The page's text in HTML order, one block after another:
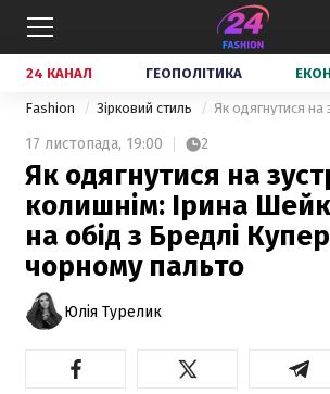
24 КАНАЛ ГЕОПОЛІТИКА
Fashion Зірковий стиль
17 листопада, 19:00 2
Як одягнутися на
колишнім: Ірина
на обід з Бредлі
чорному пальто
Юлія Турелик